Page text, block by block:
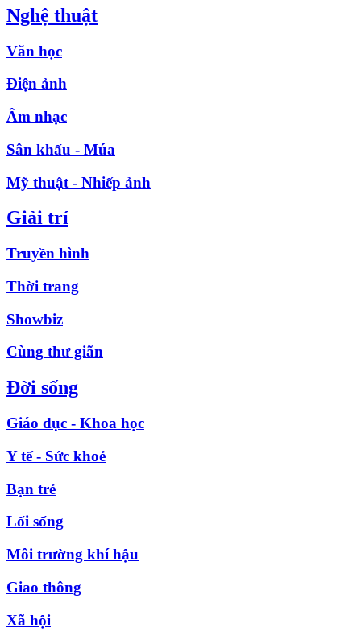
Nghệ thuật
Văn học
Điện ảnh
Âm nhạc
Sân khấu - Múa
Mỹ thuật - Nhiếp ảnh
Giải trí
Truyền hình
Thời trang
Showbiz
Cùng thư giãn
Đời sống
Giáo dục - Khoa học
Y tế - Sức khoẻ
Bạn trẻ
Lối sống
Môi trường khí hậu
Giao thông
Xã hội